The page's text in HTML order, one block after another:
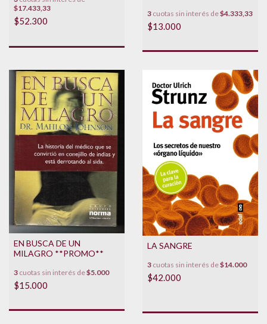
$17.433,33
$52.300
3 cuotas sin interés de$4.333,33
$13.000
EN BUSCA DE UN
MILAGRO **PROMO**
3 cuotas sin interés de$5.000
$15.000
LA SANGRE
3 cuotas sin interés de$14.000
$42.000